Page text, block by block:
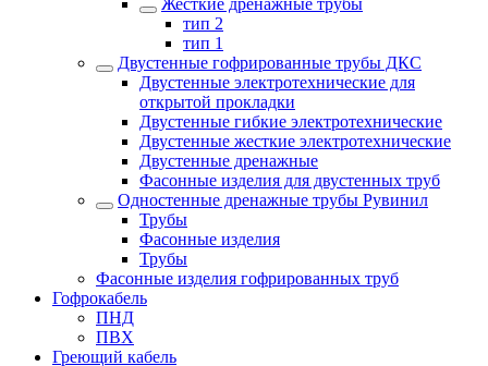
тип 2
тип 1
Двустенные гофрированные трубы ДКС
Двустенные электротехнические для
открытой прокладки
Двустенные гибкие электротехнические
Двустенные жесткие электротехнические
Двустенные дренажные
Фасонные изделия для двустенных труб
Одностенные дренажные трубы Рувинил
Трубы
Фасонные изделия
Трубы
Фасонные изделия гофрированных труб
Гофрокабель
ПНД
ПВХ
Греющий кабель